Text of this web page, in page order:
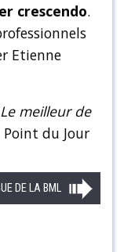
crescendo.
Etienne
Le meilleur de
du Jour
DE LA BML